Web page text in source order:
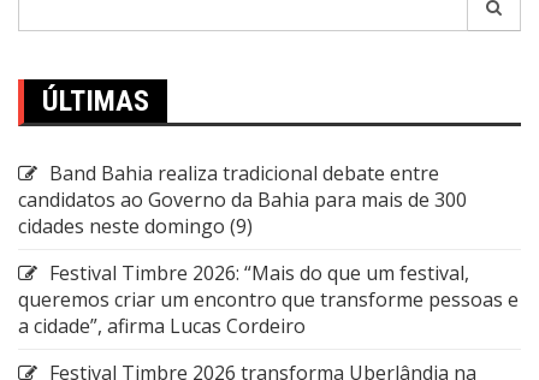
ÚLTIMAS
Band Bahia realiza tradicional debate entre
candidatos ao Governo da Bahia para mais de 300
cidades neste domingo (9)
Festival Timbre 2026: “Mais do que um festival,
queremos criar um encontro que transforme pessoas e
a cidade”, afirma Lucas Cordeiro
Festival Timbre 2026 transforma Uberlândia na